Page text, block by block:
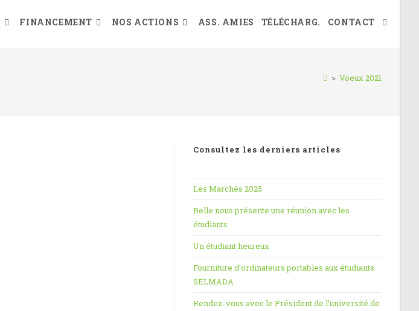
FINANCEMENT NOS ACTIONS ASS. AMIES TÉLÉCHARG. CONTACT
> Voeux 2021
Consultez les derniers articles
Les Marchés 2025
Belle nous présente une réunion avec les
étudiants
Un étudiant heureux
Fourniture d’ordinateurs portables aux étudiants
SELMADA
Rendez-vous avec le Président de l’université de